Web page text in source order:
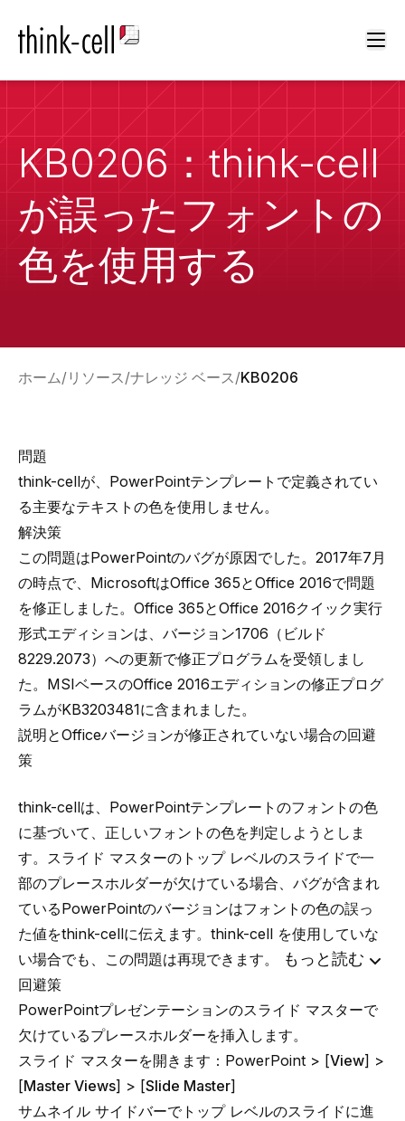
KB0206：think-cell
が誤ったフォントの
色を使用する
ホーム リソース ナレッジ ベース KB0206
問題
think-cellが、PowerPointテンプレートで定義されてい
る主要なテキストの色を使用しません。
解決策
この問題はPowerPointのバグが原因でした。2017年7月
の時点で、MicrosoftはOffice 365とOffice 2016で問題
を修正しました。Office 365とOffice 2016クイック実行
形式エディションは、 バージョン1706（ビルド
8229.2073） への更新で修正プログラムを受領しまし
た。MSIベースのOffice 2016エディションの修正プログ
ラムがKB3203481に含まれました。
説明とOfficeバージョンが修正されていない場合の回避
策
think-cellは、PowerPointテンプレートのフォントの色
に基づいて、正しいフォントの色を判定しようとしま
す。 スライド マスターのトップ レベルのスライドで一
部のプレースホルダーが欠けている場合、バグが含まれ
ているPowerPointのバージョンはフォントの色の誤っ
た値をthink-cellに伝えます。think-cell を使用していな
い場合でも、この問題は再現できます。
もっと読む
回避策
PowerPointプレゼンテーションのスライド マスターで
欠けているプレースホルダーを挿入します。
スライド マスターを開きます：PowerPoint > [View] >
[Master Views] > [Slide Master]
サムネイル サイドバーでトップ レベルのスライドに進